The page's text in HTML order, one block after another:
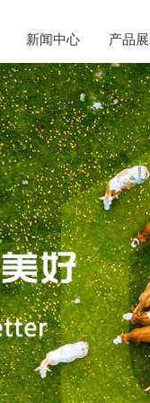
新闻中心 产品